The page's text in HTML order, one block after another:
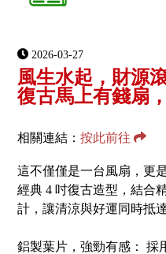
2026-03-27
風生水起，財源
復古馬上有錢扇
相關連結： 按此前往
這不僅僅是一台風扇，更
經典 4 吋復古造型，結合
計，讓清涼與好運同時抵達
鋁製葉片，強勁有感： 採